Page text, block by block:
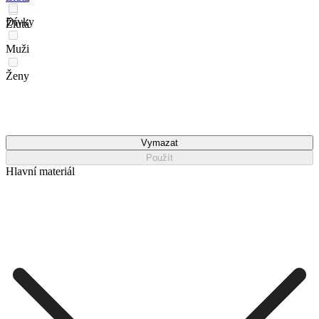
Žlutá
Dívky
Muži
Ženy
Vymazat
Použít
Hlavní materiál